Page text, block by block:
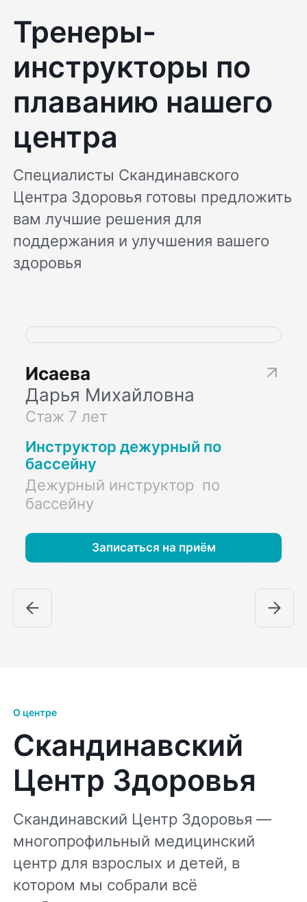
Тренеры-
инструкторы по
плаванию нашего
центра
Специалисты Скандинавского
Центра Здоровья готовы предложить
вам лучшие решения для
поддержания и улучшения вашего
здоровья
Исаева
Дарья Михайловна
Стаж 7 лет
Инструктор дежурный по
бассейну
Дежурный инструктор по
бассейну
Записаться на приём
О центре
Скандинавский
Центр Здоровья
Скандинавский Центр Здоровья —
многопрофильный медицинский
центр для взрослых и детей, в
котором мы собрали всё